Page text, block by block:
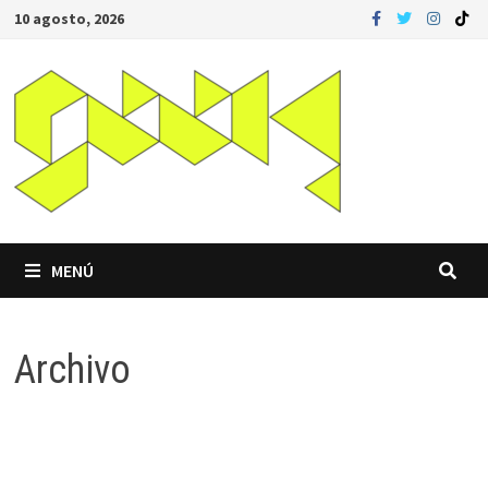
Saltar
contenido
10 agosto, 2026
MENÚ
Archivo